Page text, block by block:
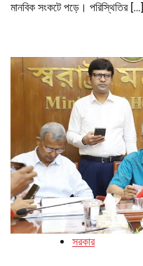
মানবিক সংকটে পড়ে। পরিস্থিতির […]
সরকার